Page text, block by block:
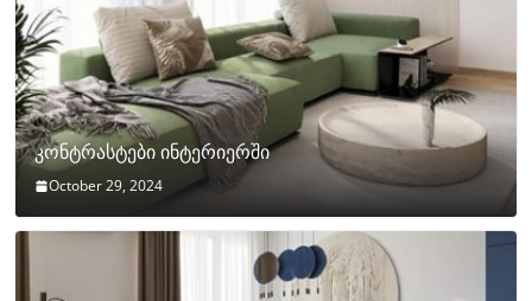
კონტრასტები ინტერიერში
October 29, 2024